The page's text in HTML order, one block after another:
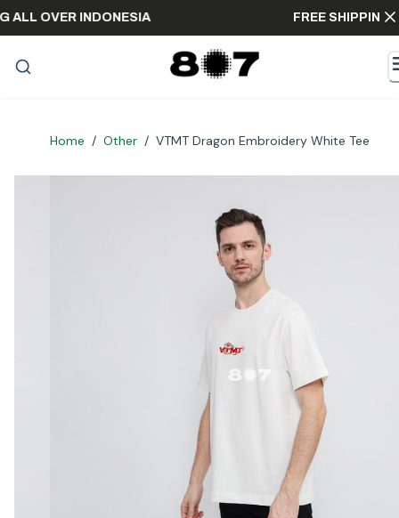
ALL OVER INDONESIA FREE
Home / Other / VTMT Dragon Embroidery White Tee